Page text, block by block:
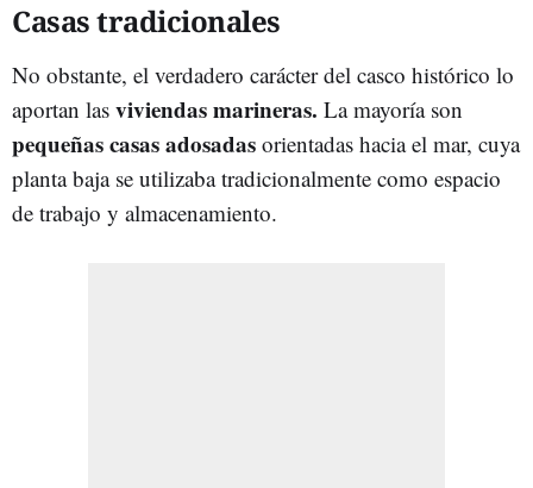
Casas tradicionales
No obstante, el verdadero carácter del casco histórico lo
aportan las viviendas marineras. La mayoría son
pequeñas casas adosadas orientadas hacia el mar, cuya
planta baja se utilizaba tradicionalmente como espacio
de trabajo y almacenamiento.